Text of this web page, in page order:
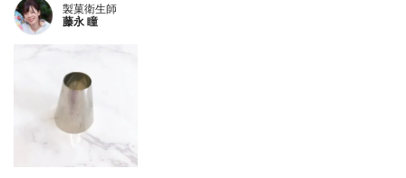
製菓衛生師
藤永 瞳